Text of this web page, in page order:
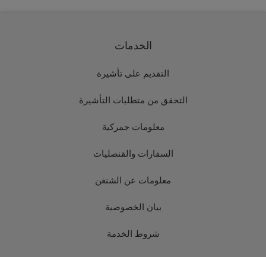
الخدمات
التقديم على تأشيرة
التحقق من متطلبات التأشيرة
معلومات جمركية
السفارات والقنصليات
معلومات عن الشنغن
بيان الخصوصية
شروط الخدمة